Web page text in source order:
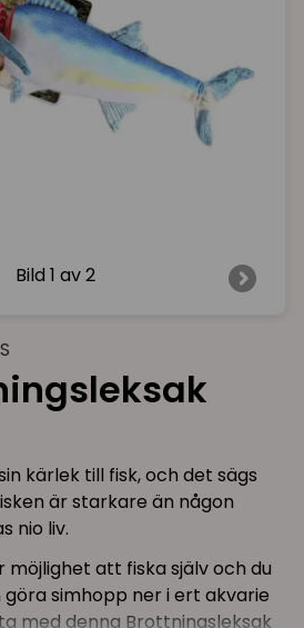
Bild 1 av 2
kärlek till fisk, och det sägs
är starkare än någon
nio liv.
möjlighet att fiska själv och du
simhopp ner i ert akvarie
med denna Brottningsleksak